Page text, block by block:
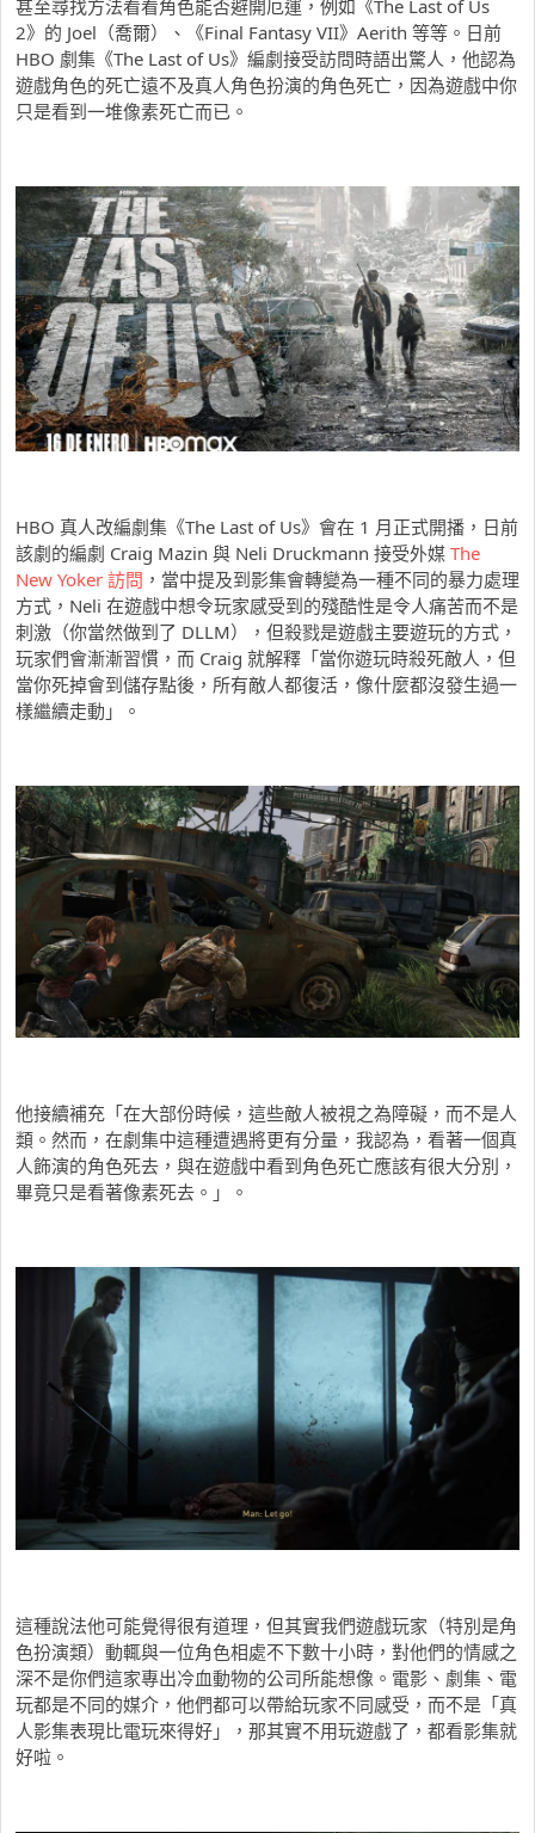
甚至尋找方法看看角色能否避開厄運，例如《The Last of Us
2》的 Joel（喬爾）、《Final Fantasy VII》Aerith 等等。日前
HBO 劇集《The Last of Us》編劇接受訪問時語出驚人，他認為
遊戲角色的死亡遠不及真人角色扮演的角色死亡，因為遊戲中你
只是看到一堆像素死亡而已。
HBO 真人改編劇集《The Last of Us》會在 1 月正式開播，日前
該劇的編劇 Craig Mazin 與 Neli Druckmann 接受外媒 The
New Yoker 訪問 ，當中提及到影集會轉變為一種不同的暴力處理
方式，Neli 在遊戲中想令玩家感受到的殘酷性是令人痛苦而不是
刺激（你當然做到了 DLLM），但殺戮是遊戲主要遊玩的方式，
玩家們會漸漸習慣，而 Craig 就解釋「當你遊玩時殺死敵人，但
當你死掉會到儲存點後，所有敵人都復活，像什麼都沒發生過一
樣繼續走動」。
他接續補充「在大部份時候，這些敵人被視之為障礙，而不是人
類。然而，在劇集中這種遭遇將更有分量，我認為，看著一個真
人飾演的角色死去，與在遊戲中看到角色死亡應該有很大分別，
畢竟只是看著像素死去。」。
這種說法他可能覺得很有道理，但其實我們遊戲玩家（特別是角
色扮演類）動輒與一位角色相處不下數十小時，對他們的情感之
深不是你們這家專出冷血動物的公司所能想像。電影、劇集、電
玩都是不同的媒介，他們都可以帶給玩家不同感受，而不是「真
人影集表現比電玩來得好」，那其實不用玩遊戲了，都看影集就
好啦。